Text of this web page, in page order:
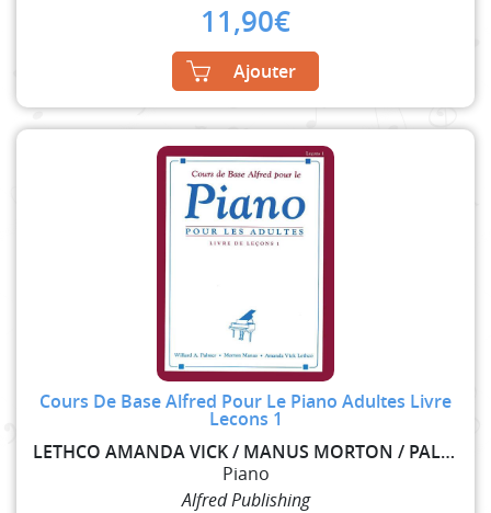
11,90€
Ajouter
Cours De Base Alfred Pour Le Piano Adultes Livre
Lecons 1
LETHCO AMANDA VICK / MANUS MORTON / PALMER WILLARD
Piano
Alfred Publishing